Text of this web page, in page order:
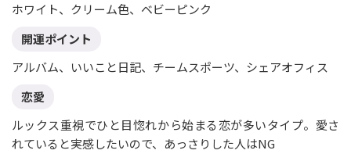
ホワイト、クリーム色、ベビーピンク
開運ポイント
アルバム、いいこと日記、チームスポーツ、シェアオフィス
恋愛
ルックス重視でひと目惚れから始まる恋が多いタイプ。愛さ
れていると実感したいので、あっさりした人はNG